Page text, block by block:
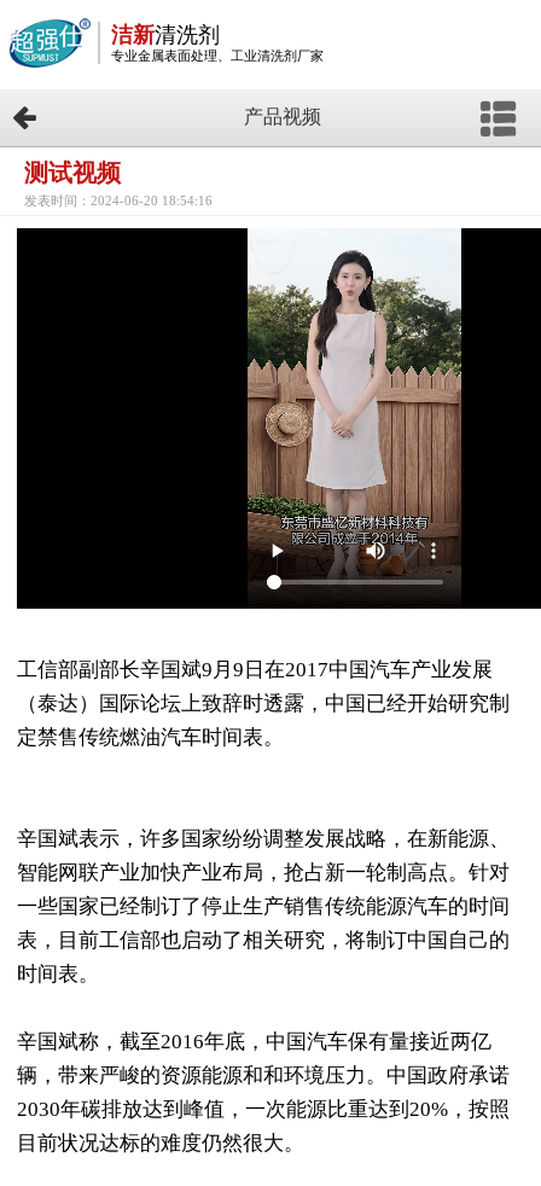
洁新清洗剂
专业金属表面处理、工业清洗剂厂家
产品视频
测试视频
发表时间：2024-06-20 18:54:16
工信部副部长辛国斌9月9日在2017中国汽车产业发展
（泰达）国际论坛上致辞时透露，中国已经开始研究制
定禁售传统燃油汽车时间表。
辛国斌表示，许多国家纷纷调整发展战略，在新能源、
智能网联产业加快产业布局，抢占新一轮制高点。针对
一些国家已经制订了停止生产销售传统能源汽车的时间
表，目前工信部也启动了相关研究，将制订中国自己的
时间表。
辛国斌称，截至2016年底，中国汽车保有量接近两亿
辆，带来严峻的资源能源和和环境压力。中国政府承诺
2030年碳排放达到峰值，一次能源比重达到20%，按照
目前状况达标的难度仍然很大。